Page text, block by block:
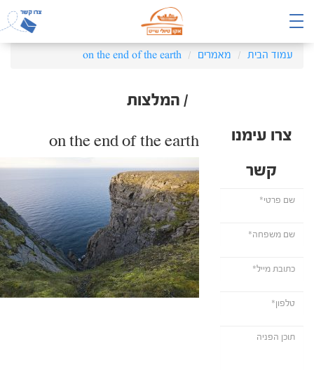
עמוד הבית מאמרים on the end of the earth
/ המלצות
צרו עימנו
קשר
on the end of the earth